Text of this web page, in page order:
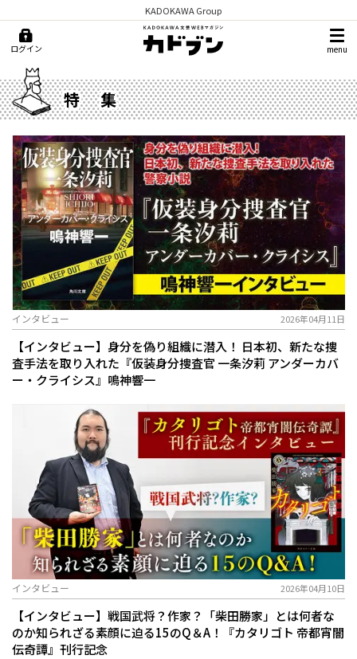
KADOKAWA Group
ログイン menu
特集
インタビュー 2026年04月11日
【インタビュー】身分を偽り組織に潜入！ 日本初、新たな捜
査手法を取り入れた『仮装身分捜査官 一条汐莉 アンダーカバ
ー・クライシス』鳴神響一
インタビュー 2026年04月10日
【インタビュー】戦国武将？作家？「柴田勝家」とは何者な
のか――知られざる素顔に迫る15のQ＆A！『カタリゴト 帝都宵闇
伝奇譚』刊行記念